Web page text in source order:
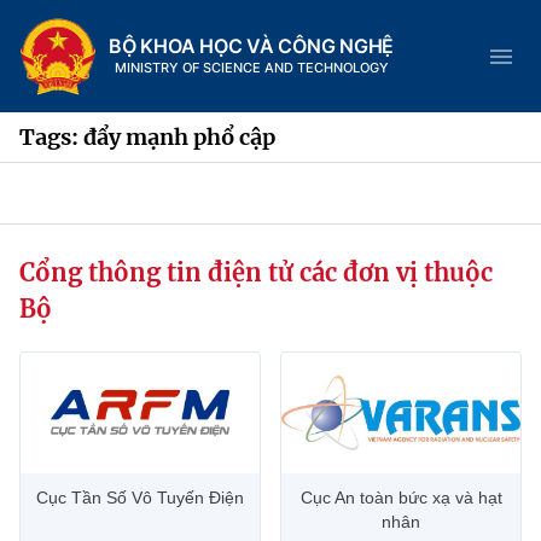
BỘ KHOA HỌC VÀ CÔNG NGHỆ
MINISTRY OF SCIENCE AND TECHNOLOGY
Trang chủ
Chức năng nhiệm vụ
Tin tức sự kiện
Hệ thống văn bản
Tags: đẩy mạnh phổ cập
Cổng thông tin điện tử các đơn vị thuộc
Bộ
Cục Tần Số Vô Tuyến Điện
Cục An toàn bức xạ và hạt
nhân